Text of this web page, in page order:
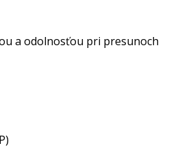
a odolnosťou pri presunoch